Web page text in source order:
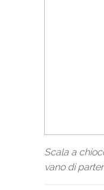
Scala a
vano di